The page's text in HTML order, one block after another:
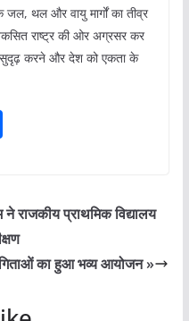
थल और वायु मार्गों का तीव्र
राष्ट्र की ओर अग्रसर कर
सुदृढ़ करने और देश को एकता के
S
eराजकीय प्राथमिक विद्यालय
का हुआ भव्य आयोजन »